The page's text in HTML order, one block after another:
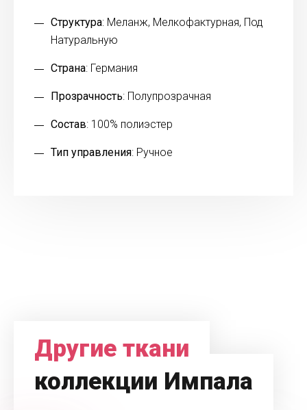
Структура: Меланж, Мелкофактурная, Под
Натуральную
Страна: Германия
Прозрачность: Полупрозрачная
Состав: 100% полиэстер
Тип управления: Ручное
Другие ткани
коллекции Импала